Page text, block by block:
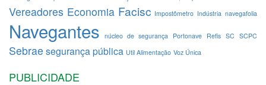
Vereadores Economia Facisc Impostômetro Indústria navegafolia
Navegantes núcleo de segurança Portonave Refis SC SCPC
Sebrae segurança pública Util Alimentação Voz Única
PUBLICIDADE